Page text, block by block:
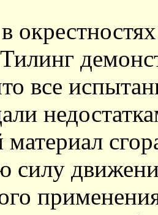
все
силу